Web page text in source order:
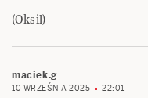
(Oksil)
maciek.g
10 WRZEŚNIA 2025 22:01